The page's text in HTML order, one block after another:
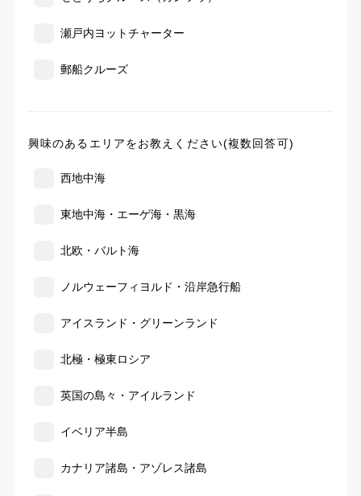
瀬戸内ヨットチャーター
郵船クルーズ
興味のあるエリアをお教えください(複数回答可)
西地中海
東地中海・エーゲ海・黒海
北欧・バルト海
ノルウェーフィヨルド・沿岸急行船
アイスランド・グリーンランド
北極・極東ロシア
英国の島々・アイルランド
イベリア半島
カナリア諸島・アゾレス諸島